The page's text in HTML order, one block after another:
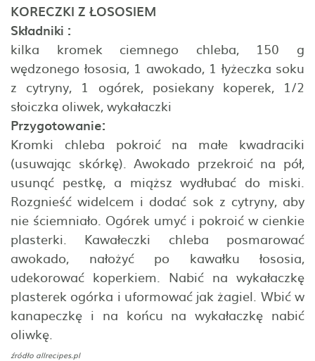
KORECZKI Z ŁOSOSIEM
Składniki :
kilka kromek ciemnego chleba, 150 g
wędzonego łososia, 1 awokado, 1 łyżeczka soku
z cytryny, 1 ogórek, posiekany koperek, 1/2
słoiczka oliwek, wykałaczki
Przygotowanie:
Kromki chleba pokroić na małe kwadraciki
(usuwając skórkę). Awokado przekroić na pół,
usunąć pestkę, a miąższ wydłubać do miski.
Rozgnieść widelcem i dodać sok z cytryny, aby
nie ściemniało. Ogórek umyć i pokroić w cienkie
plasterki. Kawałeczki chleba posmarować
awokado, nałożyć po kawałku łososia,
udekorować koperkiem. Nabić na wykałaczkę
plasterek ogórka i uformować jak żagiel. Wbić w
kanapeczkę i na końcu na wykałaczkę nabić
oliwkę.
źródło allrecipes.pl